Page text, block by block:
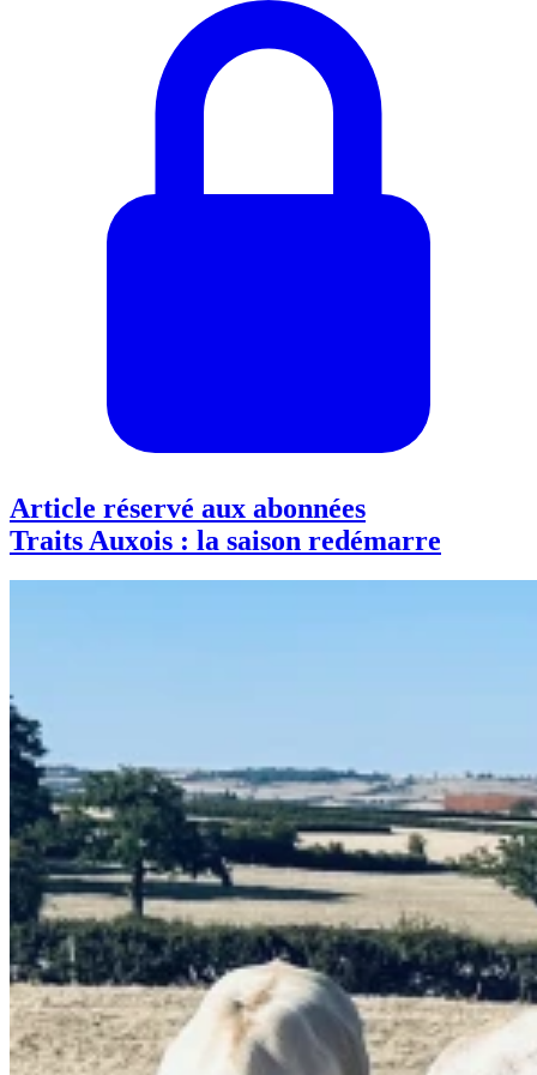
Article réservé aux abonnées
Traits Auxois : la saison redémarre